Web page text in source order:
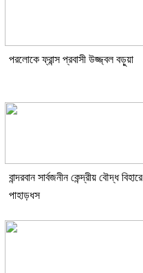
পরলোকে ফ্রান্স প্রবাসী উজ্জ্বল বড়ুয়া
বান্দরবান সার্বজনীন কেন্দ্রীয় বৌদ্ধ বিহারে
পাহাড়ধস